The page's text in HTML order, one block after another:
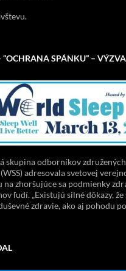
“OCHRANA SPÁNKU” – VÝZVA
skupina odborníkov
adresovala svetovej
zhoršujúce sa podmienky
ľudí. „Existujú silné dôkazy,
zdravie, ako aj pohodu